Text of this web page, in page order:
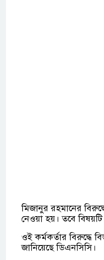
মিজানুর রহমানের
নেওয়া হয়। তবে
ওই কর্মকর্তার বিরুদ্ধে
জানিয়েছে ডিএনসিসি।